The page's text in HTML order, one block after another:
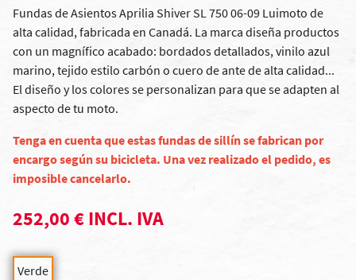
Fundas de Asientos Aprilia Shiver SL 750 06-09 Luimoto de
alta calidad, fabricada en Canadá. La marca diseña productos
con un magnífico acabado: bordados detallados, vinilo azul
marino, tejido estilo carbón o cuero de ante de alta calidad...
El diseño y los colores se personalizan para que se adapten al
aspecto de tu moto.
Tenga en cuenta que estas fundas de sillín se fabrican por
encargo según su bicicleta. Una vez realizado el pedido, es
imposible cancelarlo.
252,00 € INCL. IVA
Verde